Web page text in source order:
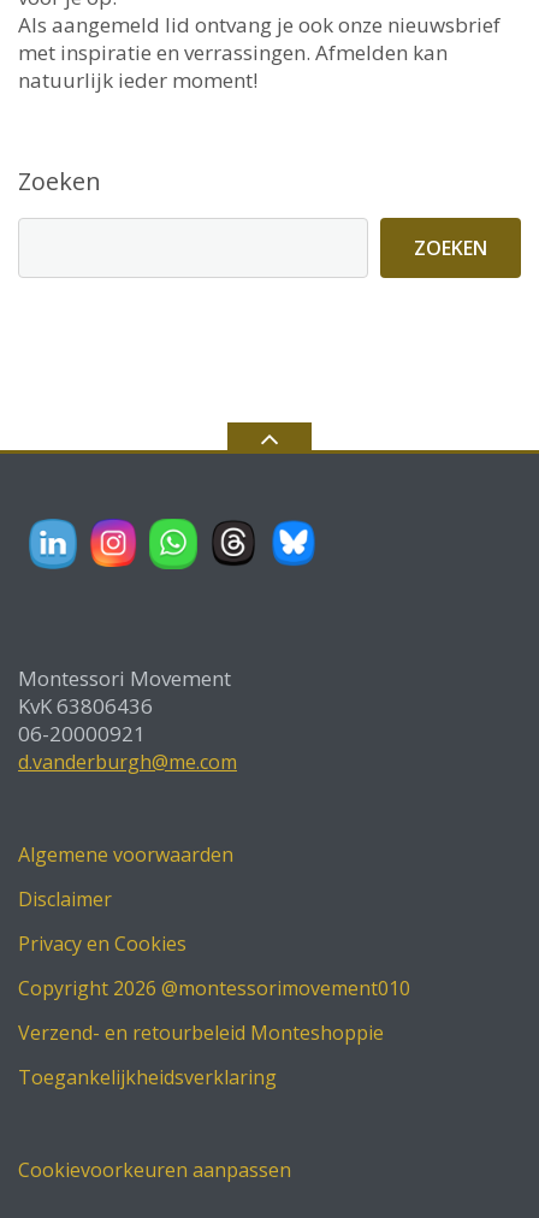
Als aangemeld lid ontvang je ook onze nieuwsbrief
met inspiratie en verrassingen. Afmelden kan
natuurlijk ieder moment!
Zoeken
ZOEKEN
Montessori Movement
KvK 63806436
06-20000921
d.vanderburgh@me.com
Algemene voorwaarden
Disclaimer
Privacy en Cookies
Copyright 2026 @montessorimovement010
Verzend- en retourbeleid Monteshoppie
Toegankelijkheidsverklaring
Cookievoorkeuren aanpassen